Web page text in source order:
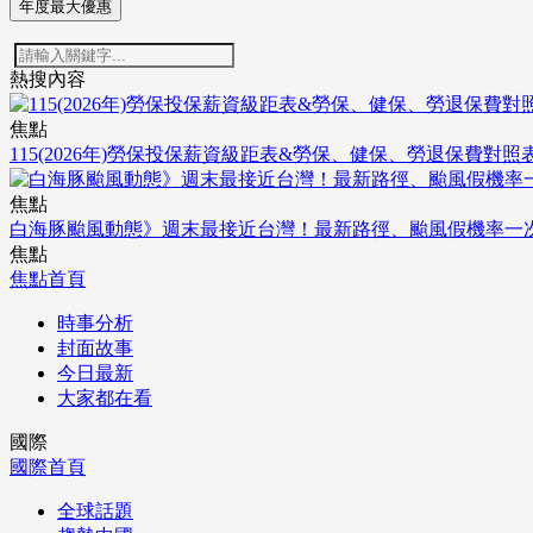
年度最大優惠
熱搜內容
焦點
115(2026年)勞保投保薪資級距表&勞保、健保、勞退保費對照
焦點
白海豚颱風動態》週末最接近台灣！最新路徑、颱風假機率一
焦點
焦點首頁
時事分析
封面故事
今日最新
大家都在看
國際
國際首頁
全球話題